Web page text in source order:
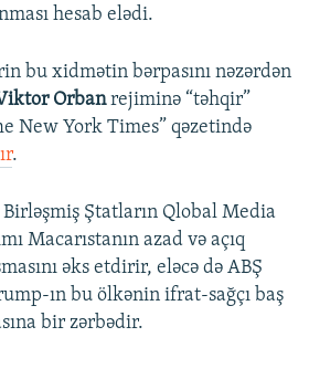
hesab elədi.
bu xidmətin bərpasını nəzərdən
Orbanrejiminə “təhqir”
New York Times” qəzetində
.
Ştatların Qlobal Media
Macarıstanın azad və açıq
əks etdirir, eləcə də ABŞ
ın bu ölkənin ifrat-sağçı baş
bir zərbədir.